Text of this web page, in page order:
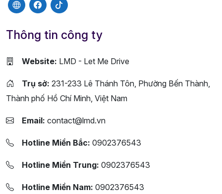
Thông tin công ty
Website: LMD - Let Me Drive
Trụ sở: 231-233 Lê Thánh Tôn, Phường Bến Thành,
Thành phố Hồ Chí Minh, Việt Nam
Email: contact@lmd.vn
Hotline Miền Bắc: 0902376543
Hotline Miền Trung: 0902376543
Hotline Miền Nam: 0902376543